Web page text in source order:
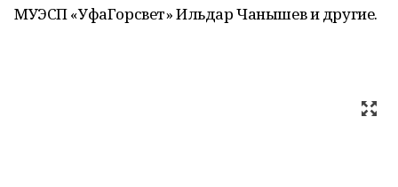
МУЭСП «УфаГорсвет» Ильдар Чанышев и другие.